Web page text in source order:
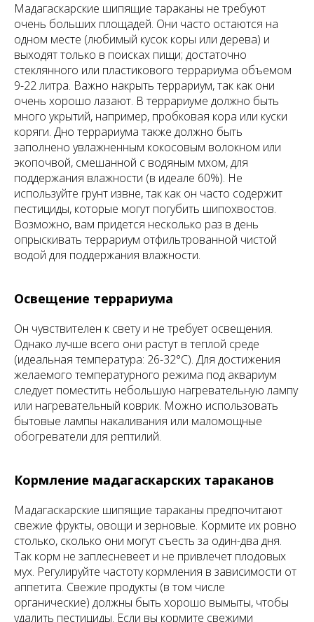
Мадагаскарские шипящие тараканы не требуют
очень больших площадей. Они часто остаются на
одном месте (любимый кусок коры или дерева) и
выходят только в поисках пищи; достаточно
стеклянного или пластикового террариума объемом
9-22 литра. Важно накрыть террариум, так как они
очень хорошо лазают. В террариуме должно быть
много укрытий, например, пробковая кора или куски
коряги. Дно террариума также должно быть
заполнено увлажненным кокосовым волокном или
экопочвой, смешанной с водяным мхом, для
поддержания влажности (в идеале 60%). Не
используйте грунт извне, так как он часто содержит
пестициды, которые могут погубить шипохвостов.
Возможно, вам придется несколько раз в день
опрыскивать террариум отфильтрованной чистой
водой для поддержания влажности.
Освещение террариума
Он чувствителен к свету и не требует освещения.
Однако лучше всего они растут в теплой среде
(идеальная температура: 26-32°C). Для достижения
желаемого температурного режима под аквариум
следует поместить небольшую нагревательную лампу
или нагревательный коврик. Можно использовать
бытовые лампы накаливания или маломощные
обогреватели для рептилий.
Кормление мадагаскарских тараканов
Мадагаскарские шипящие тараканы предпочитают
свежие фрукты, овощи и зерновые. Кормите их ровно
столько, сколько они могут съесть за один-два дня.
Так корм не заплесневеет и не привлечет плодовых
мух. Регулируйте частоту кормления в зависимости от
аппетита. Свежие продукты (в том числе
органические) должны быть хорошо вымыты, чтобы
удалить пестициды. Если вы кормите свежими